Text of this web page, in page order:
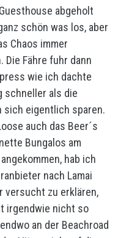
abgeholt
schön was los, aber
Chaos immer
Fähre fuhr dann
wie ich dachte
schneller als die
sich eigentlich sparen.
auch das Beer´s
Bungalos am
hab ich
nach Lamai
versucht zu erklären,
irgendwie nicht so
an der Beachroad